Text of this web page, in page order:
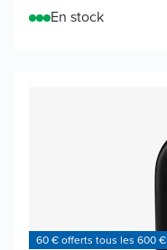
En stock
60 € offerts tous les 600 €